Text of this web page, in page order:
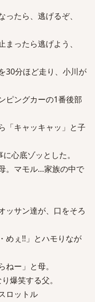
たら、逃げるぞ、
ったら逃げよう、
30分ほど走り、小川が
ピングカーの1番後部
「キャッキャッ」と子
心底ゾッとした。
。マモル…家族の中で
ッサン達が、口をそろ
めぇ!!」とハモりなが
ねー」と母。
爆笑する父。
ロットル